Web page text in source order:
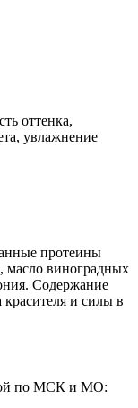
оттенка,
увлажнение
протеины
масло виноградных
Содержание
красителя и силы в
по МСК и МО: